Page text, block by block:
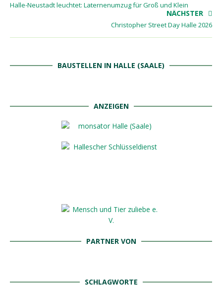
Halle-Neustadt leuchtet: Laternenumzug für Groß und Klein
NÄCHSTER
Christopher Street Day Halle 2026
BAUSTELLEN IN HALLE (SAALE)
ANZEIGEN
PARTNER VON
SCHLAGWORTE